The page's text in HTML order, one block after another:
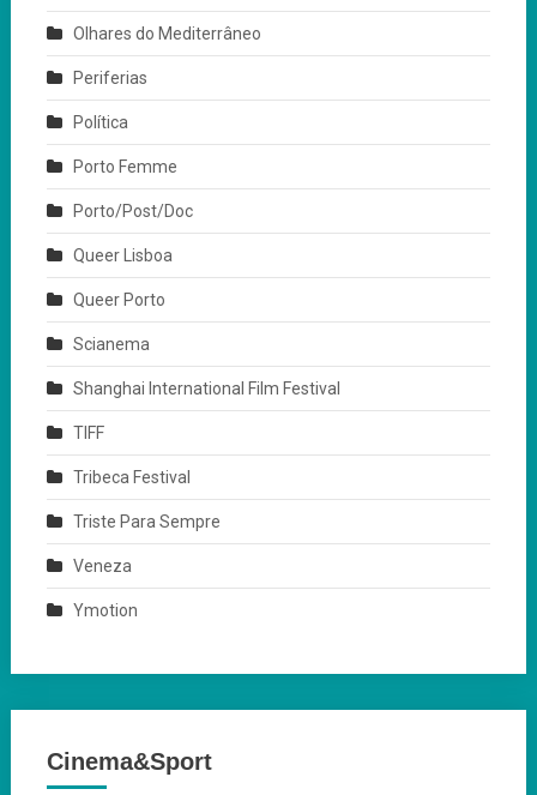
Olhares do Mediterrâneo
Periferias
Política
Porto Femme
Porto/Post/Doc
Queer Lisboa
Queer Porto
Scianema
Shanghai International Film Festival
TIFF
Tribeca Festival
Triste Para Sempre
Veneza
Ymotion
Cinema&Sport